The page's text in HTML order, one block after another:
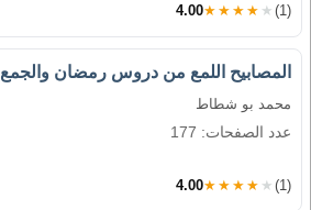
4.00★★★★★ (1)
المصابيح اللمع من دروس رمضان والجمع
محمد بو شطاط
عدد الصفحات: 177
4.00★★★★★ (1)